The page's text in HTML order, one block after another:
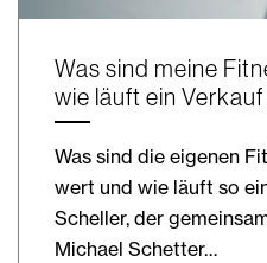
Was sind meine
wie läuft ein Verkauf
Was sind die eigenen
wert und wie läuft so
Scheller, der
Michael Schetter…